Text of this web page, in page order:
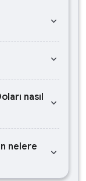
keyboard_arrow_down
keyboard_arrow_down
nasıl
keyboard_arrow_down
nelere
keyboard_arrow_down